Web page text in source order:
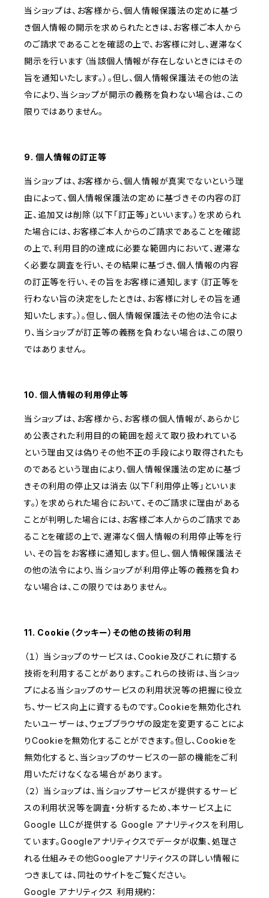
当ショップは、お客様から、個人情報保護法の定めに基づ
き個人情報の開示を求められたときは、お客様ご本人から
のご請求であることを確認の上で、お客様に対し、遅滞なく
開示を行います（当該個人情報が存在しないときにはその
旨を通知いたします。）。但し、個人情報保護法その他の法
令により、当ショップが開示の義務を負わない場合は、この
限りではありません。
9. 個人情報の訂正等
当ショップは、お客様から、個人情報が真実でないという理
由によって、個人情報保護法の定めに基づきその内容の訂
正、追加又は削除（以下「訂正等」といいます。）を求められ
た場合には、お客様ご本人からのご請求であることを確認
の上で、利用目的の達成に必要な範囲内において、遅滞な
く必要な調査を行い、その結果に基づき、個人情報の内容
の訂正等を行い、その旨をお客様に通知します（訂正等を
行わない旨の決定をしたときは、お客様に対しその旨を通
知いたします。）。但し、個人情報保護法その他の法令によ
り、当ショップが訂正等の義務を負わない場合は、この限り
ではありません。
10. 個人情報の利用停止等
当ショップは、お客様から、お客様の個人情報が、あらかじ
め公表された利用目的の範囲を超えて取り扱われている
という理由又は偽りその他不正の手段により取得されたも
のであるという理由により、個人情報保護法の定めに基づ
きその利用の停止又は消去（以下「利用停止等」といいま
す。）を求められた場合において、そのご請求に理由がある
ことが判明した場合には、お客様ご本人からのご請求であ
ることを確認の上で、遅滞なく個人情報の利用停止等を行
い、その旨をお客様に通知します。但し、個人情報保護法そ
の他の法令により、当ショップが利用停止等の義務を負わ
ない場合は、この限りではありません。
11. Cookie（クッキー）その他の技術の利用
（１） 当ショップのサービスは、Cookie及びこれに類する
技術を利用することがあります。これらの技術は、当ショッ
プによる当ショップのサービスの利用状況等の把握に役立
ち、サービス向上に資するものです。Cookieを無効化され
たいユーザーは、ウェブブラウザの設定を変更することによ
りCookieを無効化することができます。但し、Cookieを
無効化すると、当ショップのサービスの一部の機能をご利
用いただけなくなる場合があります。
（２） 当ショップは、当ショップサービスが提供するサービ
スの利用状況等を調査・分析するため、本サービス上に
Google LLCが提供する Google アナリティクスを利用し
ています。Googleアナリティクスでデータが収集、処理さ
れる仕組みその他Googleアナリティクスの詳しい情報に
つきましては、同社のサイトをご覧ください。
Google アナリティクス 利用規約：